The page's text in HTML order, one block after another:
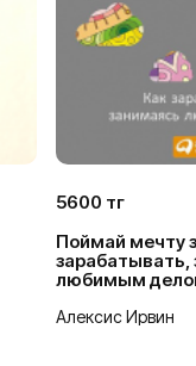
5600 тг
Поймай мечту
зарабатывать,
любимым
Алексис Ирвин